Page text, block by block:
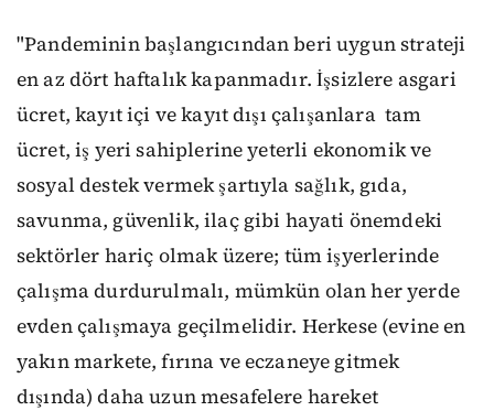
"Pandeminin başlangıcından beri uygun strateji
en az dört haftalık kapanmadır. İşsizlere asgari
ücret, kayıt içi ve kayıt dışı çalışanlara tam
ücret, iş yeri sahiplerine yeterli ekonomik ve
sosyal destek vermek şartıyla sağlık, gıda,
savunma, güvenlik, ilaç gibi hayati önemdeki
sektörler hariç olmak üzere; tüm işyerlerinde
çalışma durdurulmalı, mümkün olan her yerde
evden çalışmaya geçilmelidir. Herkese (evine en
yakın markete, fırına ve eczaneye gitmek
dışında) daha uzun mesafelere hareket